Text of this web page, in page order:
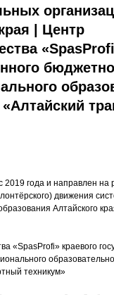
| Центр
2019 года и направлен на
движения
Алтайского
«SpasProfi» краевого
техникум»